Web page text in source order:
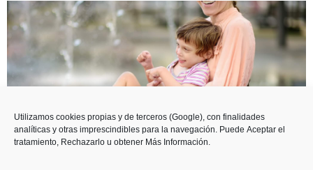
Utilizamos cookies propias y de terceros (Google), con finalidades
analíticas y otras imprescindibles para la navegación. Puede Aceptar el
tratamiento, Rechazarlo u obtener Más Información.